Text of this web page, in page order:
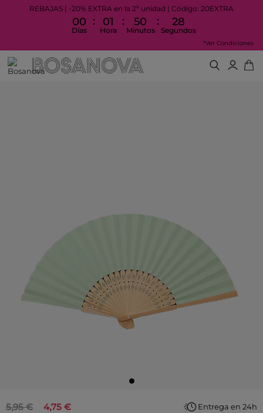
REBAJAS | -20% EXTRA en la 2ª unidad | Código: 20EXTRA
00
Días
: 01
Hora
: 50
Minutos
: 28
Segundos
*Ver Condiciones
4,75 €
5,95 € Entrega en 24h